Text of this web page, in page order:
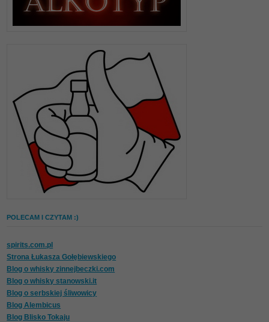
POLECAM I CZYTAM :)
spirits.com.pl
Strona Łukasza Gołębiewskiego
Blog o whisky zinnejbeczki.com
Blog o whisky stanowski.it
Blog o serbskiej śliwowicy
Blog Alembicus
Blog Blisko Tokaju